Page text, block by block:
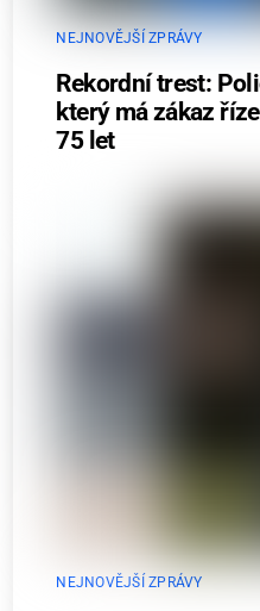
NEJNOVĚJŠÍ ZPRÁVY
Rekordní trest:
který má zákaz
75 let
NEJNOVĚJŠÍ ZPRÁVY